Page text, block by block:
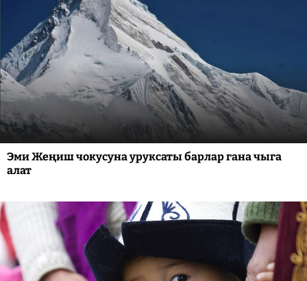
Эми Жеңиш чокусуна уруксаты барлар гана чыга
алат